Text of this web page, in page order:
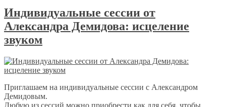
Индивидуальные сессии от
Александра Демидова: исцеление
звуком
Приглашаем на индивидуальные сессии с Александром
Демидовым.
Любую из сессий можно приобрести как для себя, чтобы